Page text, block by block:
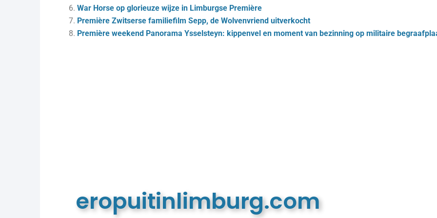
War Horse op glorieuze wijze in Limburgse Première
Première Zwitserse familiefilm Sepp, de Wolvenvriend uitverkocht
Première weekend Panorama Ysselsteyn: kippenvel en moment van bezinning op militaire
eropuitinlimburg.com